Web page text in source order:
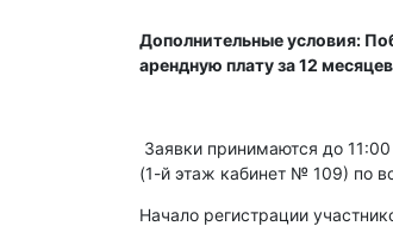
Дополнительные условия:
арендную плату за 12
Заявки принимаются до
(1-й этаж кабинет № 109) по
Начало регистрации